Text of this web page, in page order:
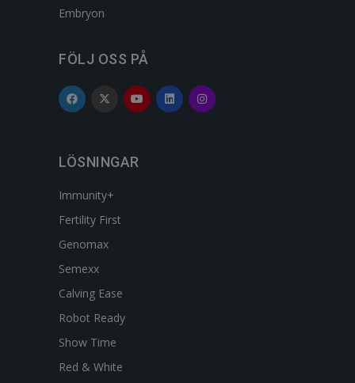
Embryon
FÖLJ OSS PÅ
LÖSNINGAR
Immunity+
Fertility First
Genomax
Semexx
Calving Ease
Robot Ready
Show Time
Red & White